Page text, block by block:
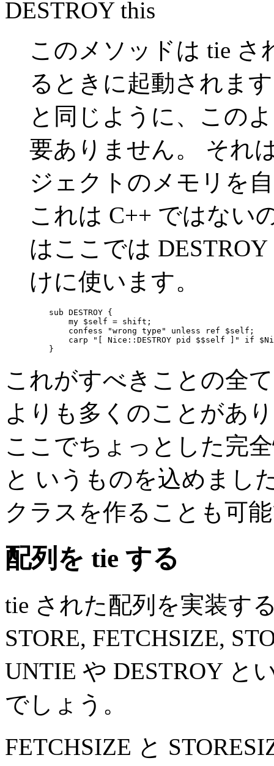
DESTROY this
このメソッドは tie さ
るときに起動されま
と同じように、この
要ありません。 それ
ジェクトのメモリを
これは C++ ではない
はここでは
けに使います。
    sub DESTROY {
        my $self = shift;
        confess "wrong type" unless ref $self;
carp "[ Nice::DESTROY pid $$self ]" if
    }
これがすべきことの全
よりも多くのことがあ
ここでちょっとした完
と いうものを込めまし
クラスを作ることも可
配列を tie する
tie された配列を実装す
STORE, FETCHSIZE,
UNTIE や DESTROY と
でしょう。
FETCHSIZE と